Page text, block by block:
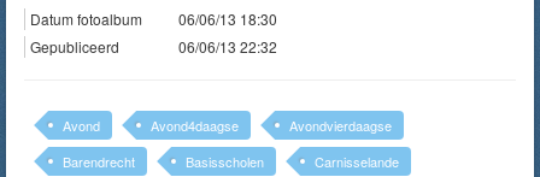
Datum fotoalbum
06/06/13 18:30
Gepubliceerd
06/06/13 22:32
Avond Avond4daagse
Avondvierdaagse
Barendrecht
Basisscholen
Carnisselande